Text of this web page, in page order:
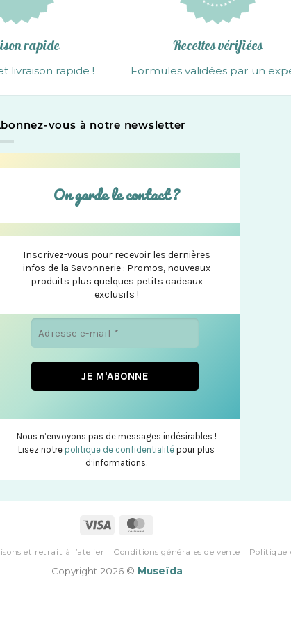
rapide
livraison rapide !
Recettes vérifiées
Formules validées par un
vous à notre newsletter
On garde le contact ?
Inscrivez-vous pour recevoir les dernières
infos de la Savonnerie : Promos, nouveaux
produits plus quelques petits cadeaux
exclusifs !
Nous n’envoyons pas de messages indésirables !
Lisez notre politique de confidentialité pour plus
d’informations.
et retrait à l’atelier Conditions générales de vente Politique
Copyright 2026 © Museïda